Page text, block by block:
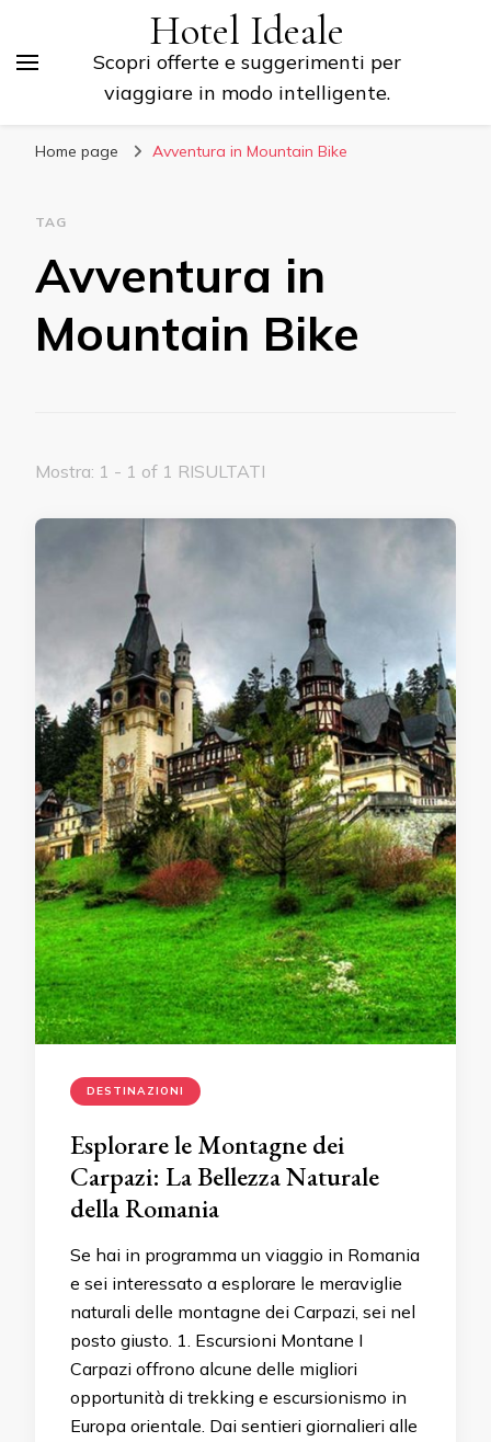
Hotel Ideale
Scopri offerte e suggerimenti per
viaggiare in modo intelligente.
Home page Avventura in Mountain Bike
TAG
Avventura in
Mountain Bike
Mostra: 1 - 1 of 1 RISULTATI
DESTINAZIONI
Esplorare le Montagne dei
Carpazi: La Bellezza Naturale
della Romania
Se hai in programma un viaggio in Romania
e sei interessato a esplorare le meraviglie
naturali delle montagne dei Carpazi, sei nel
posto giusto. 1. Escursioni Montane I
Carpazi offrono alcune delle migliori
opportunità di trekking e escursionismo in
Europa orientale. Dai sentieri giornalieri alle